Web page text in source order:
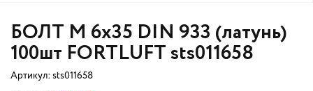
БОЛТ М 6х35 DIN 933 (латунь)
100шт FORTLUFT sts011658
Артикул: sts011658